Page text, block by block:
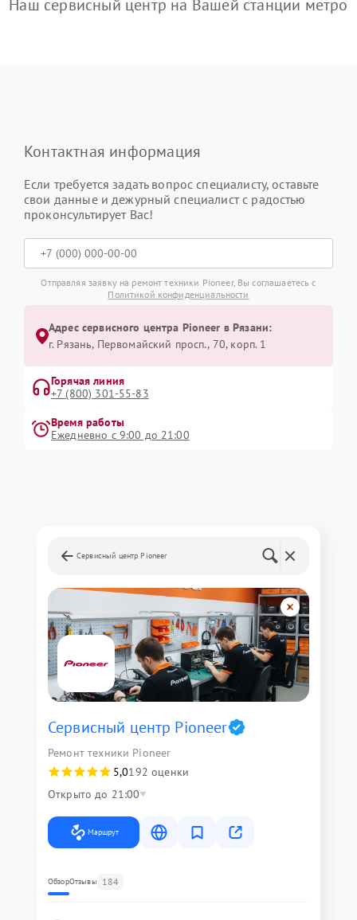
Наш сервисный центр на Вашей станции метро
Контактная информация
Если требуется задать вопрос специалисту, оставьте
свои данные и дежурный специалист с радостью
проконсультирует Вас!
Отправляя заявку на ремонт техники Pioneer, Вы соглашаетесь с
Политикой конфиденциальности
Адрес сервисного центра Pioneer в Рязани:
г. Рязань, Первомайский просп., 70, корп. 1
Горячая линия
+7 (800) 301-55-83
Время работы
Ежедневно с 9:00 до 21:00
Сервисный центр Pioneer
Сервисный центр Pioneer
Ремонт техники Pioneer
5,0192 оценки
Открыто до 21:00
Маршрут
ОбзорОтзывы 184